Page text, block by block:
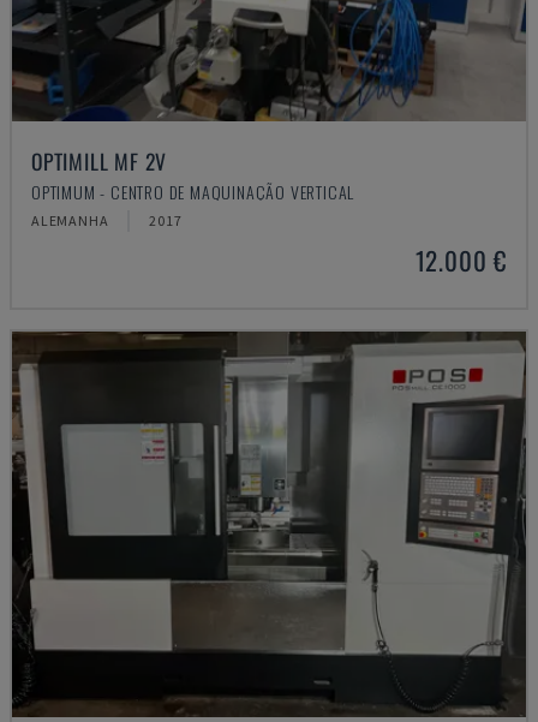
OPTIMILL MF 2V
OPTIMUM - CENTRO DE MAQUINAÇÃO VERTICAL
ALEMANHA 2017
12.000 €